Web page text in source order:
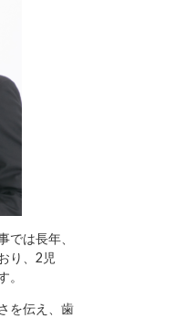
では長年、
り、2児
。
を伝え、歯